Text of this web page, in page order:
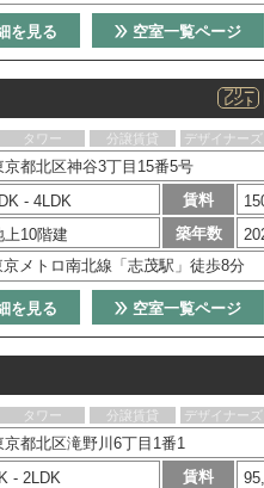
空室一覧ページ
を見る
フリー
レント
タワー 分譲賃貸 デザイナーズ
京都北区神谷3丁目15番5号
- 4LDK 賃料
上10階建 築年数
京メトロ南北線「志茂駅」徒歩8分
空室一覧ページ
を見る
タワー 分譲賃貸 デザイナーズ
京都北区滝野川6丁目1番1
- 2LDK 賃料